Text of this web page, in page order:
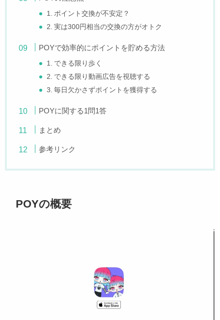
1. ポイント交換が不安定？
2. 実は300円相当の交換の方がオトク
POYで効率的にポイントを貯める方法
1. できる限り歩く
2. できる限り動画広告を視聴する
3. 毎日欠かさずポイントを獲得する
POYに関する1問1答
まとめ
参考リンク
POYの概要